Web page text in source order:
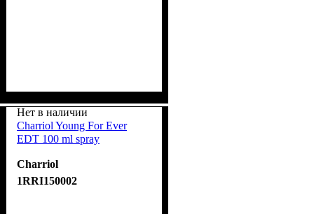
Нет в наличии
Charriol Young For Ever
EDT 100 ml spray
Charriol
1RRI150002